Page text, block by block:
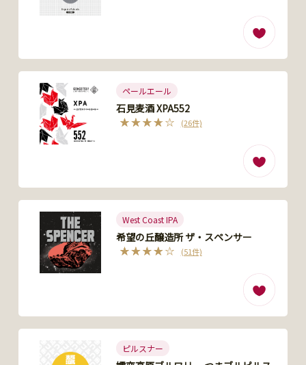
ペールエール
石見麦酒 XPA552
(26件)
West Coast IPA
希望の丘醸造所 ザ・スペンサー
(51件)
ピルスナー